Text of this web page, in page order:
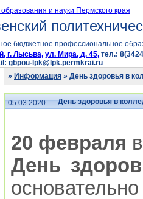
и науки Пермского края
бюджетное профессиональное
г. Лысьва, ул. Мира, д. 45, тел.:
gbpou-lpk@lpk.permkrai.ru
» Информация » День здоровья в
05.03.2020 День здоровья в
20 февраля
День